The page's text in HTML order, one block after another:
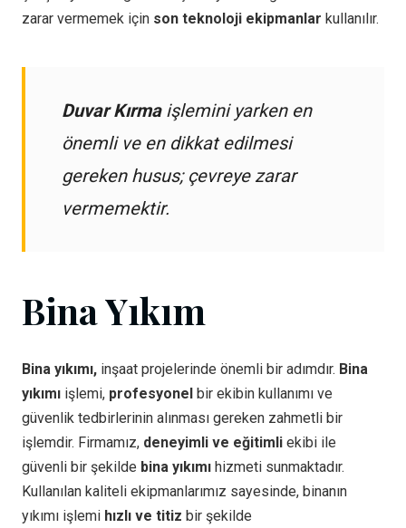
zarar vermemek için son teknoloji ekipmanlar kullanılır.
Duvar Kırmaişlemini yarken en
önemli ve en dikkat edilmesi
gereken husus; çevreye zarar
vermemektir.
Bina Yıkım
Bina yıkımı, inşaat projelerinde önemli bir adımdır. Bina
yıkımı işlemi, profesyonel bir ekibin kullanımı ve
güvenlik tedbirlerinin alınması gereken zahmetli bir
işlemdir. Firmamız, deneyimli ve eğitimli ekibi ile
güvenli bir şekilde bina yıkımı hizmeti sunmaktadır.
Kullanılan kaliteli ekipmanlarımız sayesinde, binanın
yıkımı işlemi hızlı ve titiz bir şekilde